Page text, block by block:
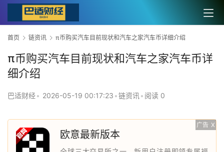
首页 链资讯 π币购买汽车目前现状和汽车之家汽车币详细介绍
π币购买汽车目前现状和汽车之家汽车币详
细介绍
巴适财经• 2026-05-19 00:17:23 •链资讯 • 阅读 0
广告 X
欧意最新版本